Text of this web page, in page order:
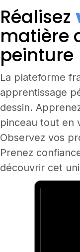
Réalisez
matière
peinture
La plateforme
apprentissage
dessin.
pinceau tout en
Observez vos
Prenez
découvrir cet